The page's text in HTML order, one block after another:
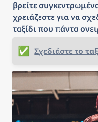
βρείτε
χρειάζεστε για να
ταξίδι που πάντα
✅ Σχεδιάστε το